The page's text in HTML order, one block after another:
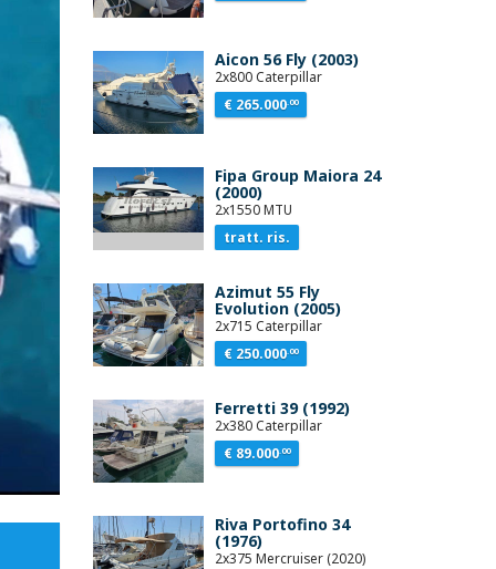
Aicon 56 Fly (2003)
2x800 Caterpillar
€ 265.000.00
Fipa Group Maiora 24
(2000)
2x1550 MTU
tratt. ris.
Azimut 55 Fly
Evolution (2005)
2x715 Caterpillar
€ 250.000.00
Ferretti 39 (1992)
2x380 Caterpillar
€ 89.000.00
Riva Portofino 34
(1976)
2x375 Mercruiser (2020)